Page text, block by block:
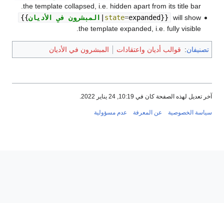
the template collapsed, i.e. hidden apart from its title bar.
{{المبشرون في الأديان state=expanded}}
will show
the template expanded, i.e. fully visible.
تصنيفان: قوالب أديان واعتقادات المبشرون في الأديان
آخر تعديل لهذه الصفحة كان في 10:19, 24 يناير 2022.
سياسة الخصوصية عن المعرفة عدم مسؤولية